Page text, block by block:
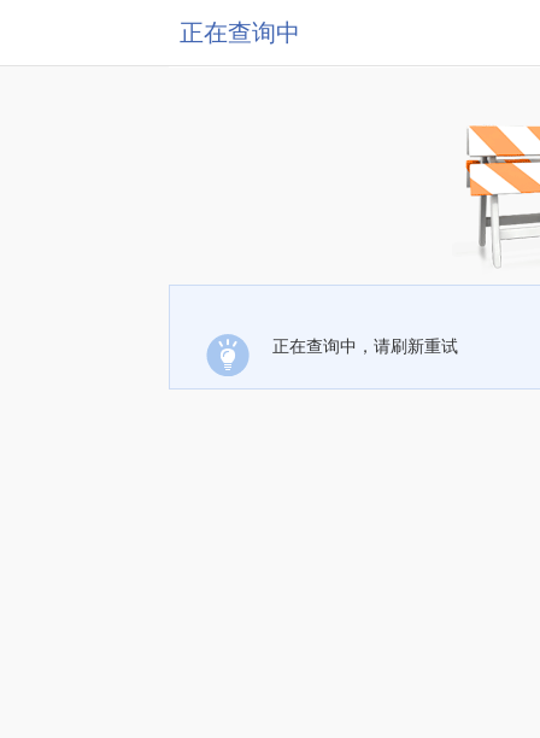
正在查询中
正在查询中，请刷新重试